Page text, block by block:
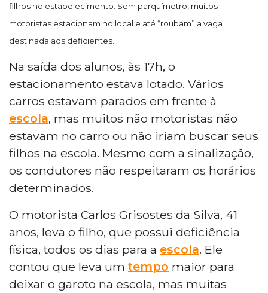
filhos no estabelecimento. Sem parquímetro, muitos
motoristas estacionam no local e até “roubam” a vaga
destinada aos deficientes.
Na saída dos alunos, às 17h, o
estacionamento estava lotado. Vários
carros estavam parados em frente à
escola, mas muitos não motoristas não
estavam no carro ou não iriam buscar seus
filhos na escola. Mesmo com a sinalização,
os condutores não respeitaram os horários
determinados.
O motorista Carlos Grisostes da Silva, 41
anos, leva o filho, que possui deficiência
física, todos os dias para a escola. Ele
contou que leva um tempo maior para
deixar o garoto na escola, mas muitas